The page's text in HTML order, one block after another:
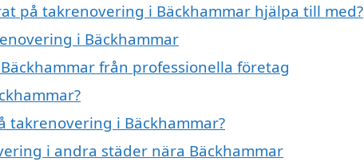
på takrenovering i Bäckhammar hjälpa till med?
i Bäckhammar
från professionella företag
i Bäckhammar?
i andra städer nära Bäckhammar